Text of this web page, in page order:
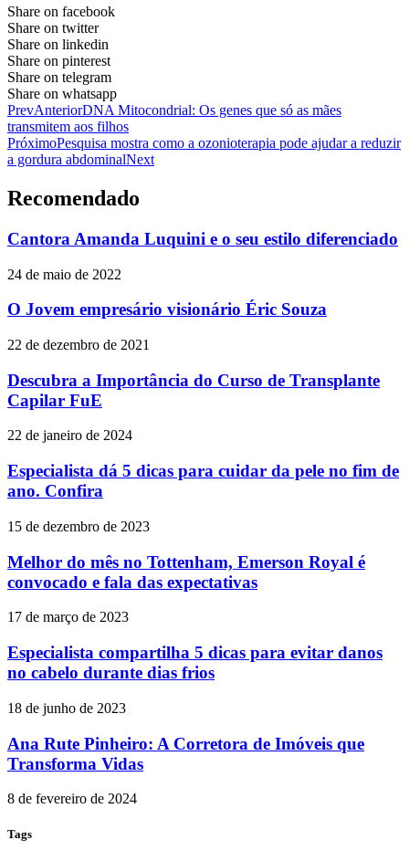
Share on facebook
Share on twitter
Share on linkedin
Share on pinterest
Share on telegram
Share on whatsapp
PrevAnteriorDNA Mitocondrial: Os genes que só as mães
transmitem aos filhos
PróximoPesquisa mostra como a ozonioterapia pode ajudar a reduzir
a gordura abdominalNext
Recomendado
Cantora Amanda Luquini e o seu estilo diferenciado
24 de maio de 2022
O Jovem empresário visionário Éric Souza
22 de dezembro de 2021
Descubra a Importância do Curso de Transplante
Capilar FuE
22 de janeiro de 2024
Especialista dá 5 dicas para cuidar da pele no fim de
ano. Confira
15 de dezembro de 2023
Melhor do mês no Tottenham, Emerson Royal é
convocado e fala das expectativas
17 de março de 2023
Especialista compartilha 5 dicas para evitar danos
no cabelo durante dias frios
18 de junho de 2023
Ana Rute Pinheiro: A Corretora de Imóveis que
Transforma Vidas
8 de fevereiro de 2024
Tags